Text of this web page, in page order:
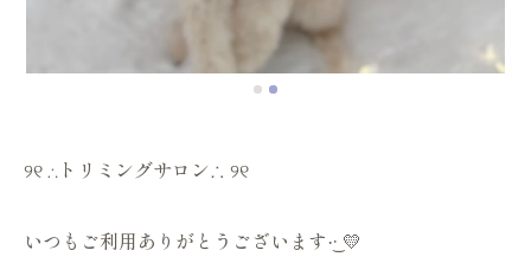
୨୧ ∴トリミングサロン∴ ୨୧
いつもご利用ありがとうございます·͜· 💛